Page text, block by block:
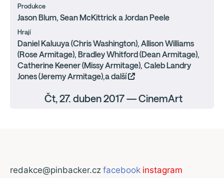
Produkce
Jason Blum, Sean McKittrick a Jordan Peele
Hrají
Daniel Kaluuya (Chris Washington), Allison Williams
(Rose Armitage), Bradley Whitford (Dean Armitage),
Catherine Keener (Missy Armitage), Caleb Landry
Jones (Jeremy Armitage),a další
Čt, 27. duben 2017 — CinemArt
redakce@pinbacker.cz facebook instagram